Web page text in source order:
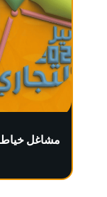
مشاغل